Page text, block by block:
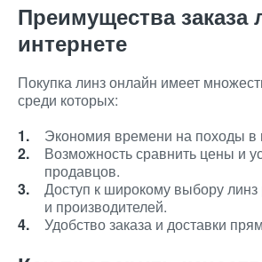
Преимущества заказа
интернете
Покупка линз онлайн имеет
среди которых:
Экономия времени на походы в
Возможность сравнить цены и
продавцов.
Доступ к широкому выбору линз
и производителей.
Удобство заказа и доставки